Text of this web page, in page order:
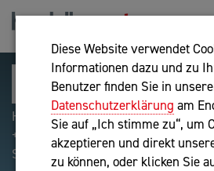
Diese Website verwendet
Informationen dazu und zu
Benutzer finden Sie in
Datenschutzerklärung am
Sie auf „Ich stimme zu“, um
akzeptieren und direkt
zu können, oder klicken Sie
Hilfreiche Suchparameter: Begriff
+webshop, Begriff ausschließen: -
Suchbegriff: "internet of things"